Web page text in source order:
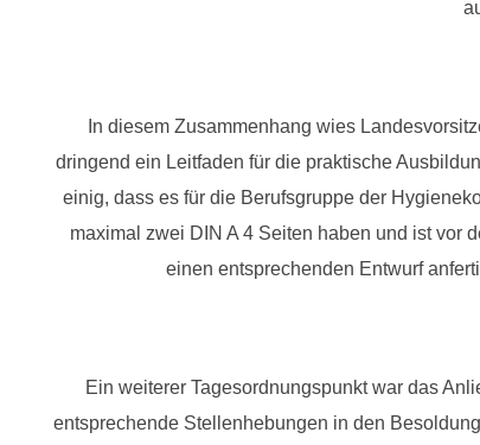
In diesem Zusammenhang wies
dringend ein Leitfaden für die praktische
einig, dass es für die Berufsgruppe der
maximal zwei DIN A 4 Seiten haben und ist vor
einen entsprechenden Entwurf
Ein weiterer Tagesordnungspunkt war das
entsprechende Stellenhebungen in den